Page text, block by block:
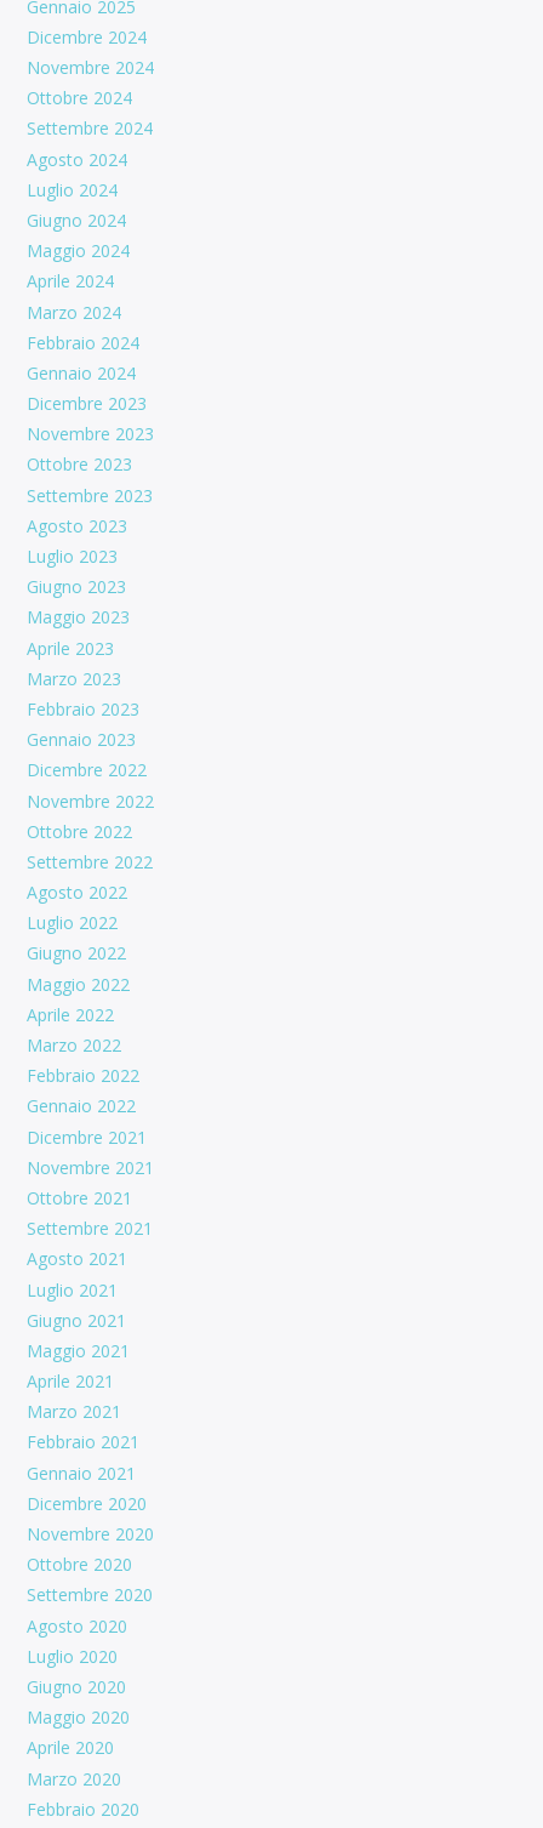
Gennaio 2025
Dicembre 2024
Novembre 2024
Ottobre 2024
Settembre 2024
Agosto 2024
Luglio 2024
Giugno 2024
Maggio 2024
Aprile 2024
Marzo 2024
Febbraio 2024
Gennaio 2024
Dicembre 2023
Novembre 2023
Ottobre 2023
Settembre 2023
Agosto 2023
Luglio 2023
Giugno 2023
Maggio 2023
Aprile 2023
Marzo 2023
Febbraio 2023
Gennaio 2023
Dicembre 2022
Novembre 2022
Ottobre 2022
Settembre 2022
Agosto 2022
Luglio 2022
Giugno 2022
Maggio 2022
Aprile 2022
Marzo 2022
Febbraio 2022
Gennaio 2022
Dicembre 2021
Novembre 2021
Ottobre 2021
Settembre 2021
Agosto 2021
Luglio 2021
Giugno 2021
Maggio 2021
Aprile 2021
Marzo 2021
Febbraio 2021
Gennaio 2021
Dicembre 2020
Novembre 2020
Ottobre 2020
Settembre 2020
Agosto 2020
Luglio 2020
Giugno 2020
Maggio 2020
Aprile 2020
Marzo 2020
Febbraio 2020